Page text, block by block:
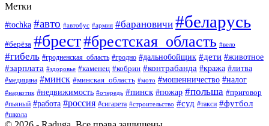
Метки
#tochka #авто #автобус #армия #барановичи #беларусь
#берёза #брест#брестская_область #вело
#гибель #гродненская_область #гродно #дальнобойщик #дети #животное
#зарплата #здоровье #каменец #кобрин #контрабанда #кража #литва
#медицина #минск #минская_область #мото #мошенничество #налог
#наркотик #недвижимость #очередь #пинск #пожар #польша #приговор
#пьяный #работа #россия #сигарета #строительство #суд #такси #футбол
#школа